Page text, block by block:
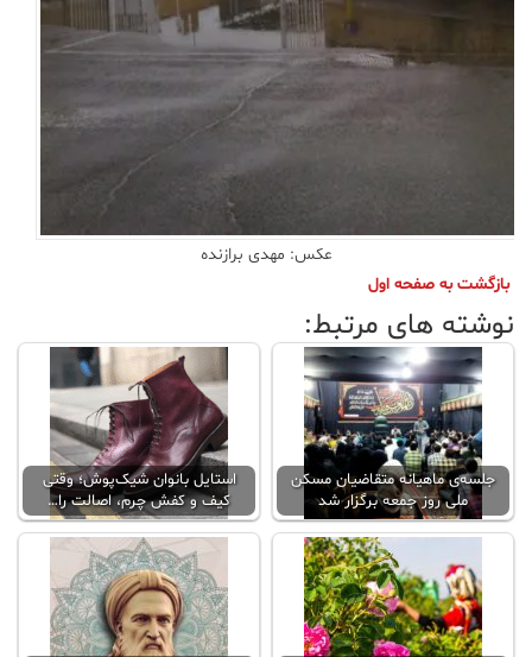
عکس: مهدی برازنده
بازگشت به صفحه اول
نوشته های مرتبط:
جلسه‌ی ماهیانه متقاضیان مسکن
ملی روز جمعه برگزار شد
استایل بانوان شیک‌پوش؛ وقتی
کیف و کفش چرم، اصالت را…